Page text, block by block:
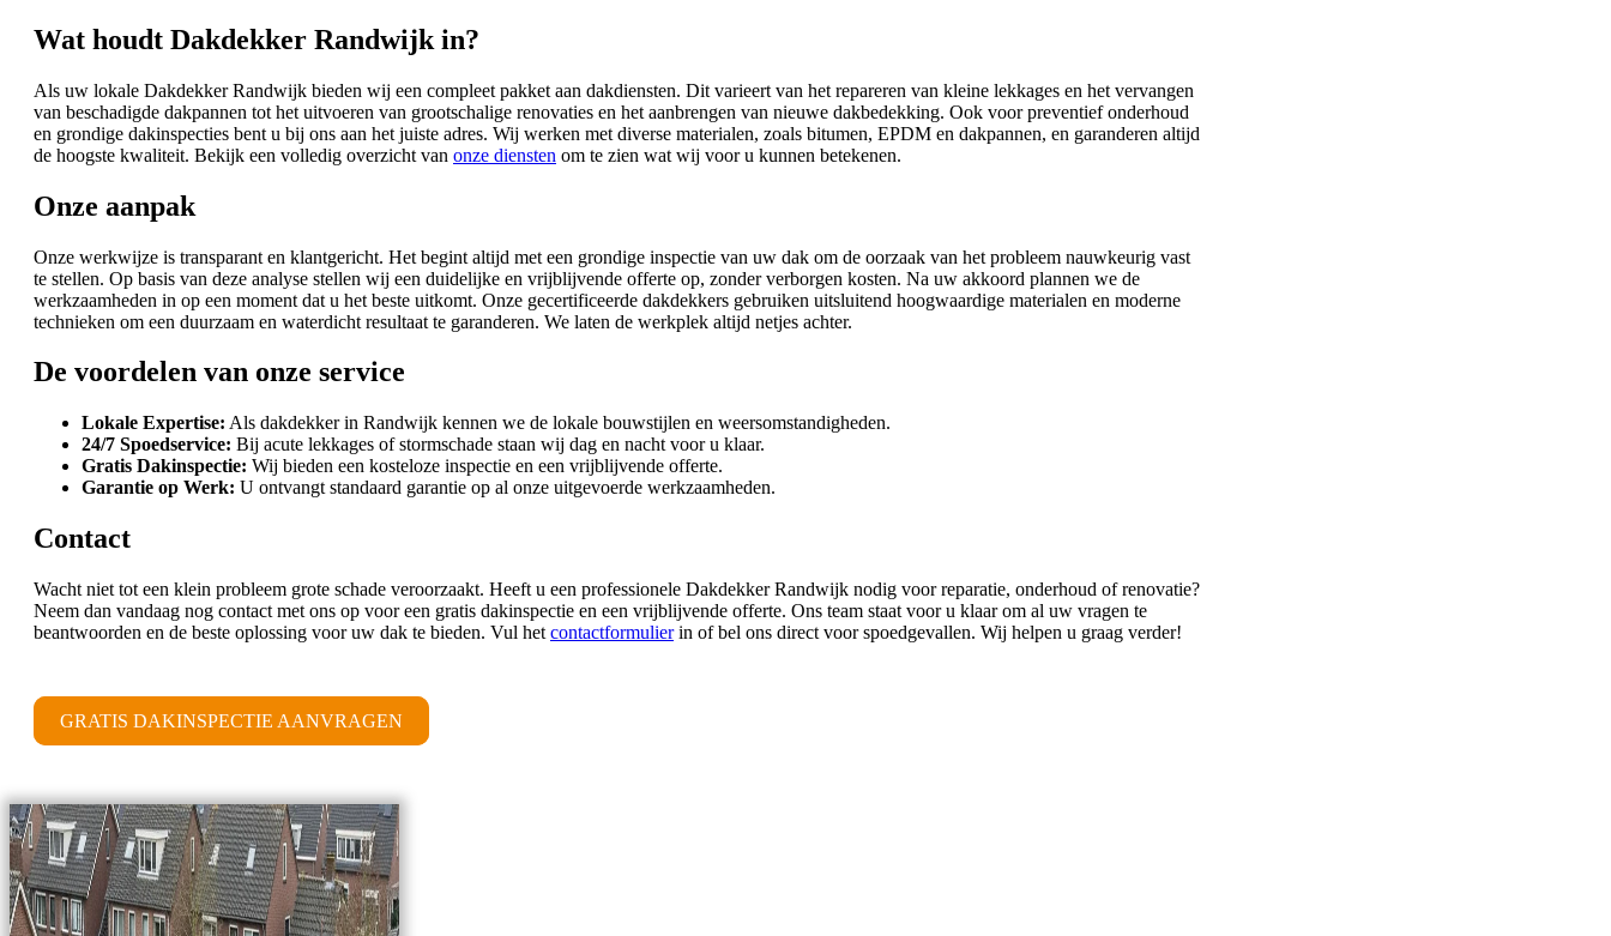
Wat houdt Dakdekker Randwijk in?
Als uw lokale Dakdekker Randwijk bieden wij een compleet pakket aan dakdiensten. Dit varieert van het repareren van kleine lekkages en het vervangen
van beschadigde dakpannen tot het uitvoeren van grootschalige renovaties en het aanbrengen van nieuwe dakbedekking. Ook voor preventief onderhoud
en grondige dakinspecties bent u bij ons aan het juiste adres. Wij werken met diverse materialen, zoals bitumen, EPDM en dakpannen, en garanderen altijd
de hoogste kwaliteit. Bekijk een volledig overzicht van onze diensten om te zien wat wij voor u kunnen betekenen.
Onze aanpak
Onze werkwijze is transparant en klantgericht. Het begint altijd met een grondige inspectie van uw dak om de oorzaak van het probleem nauwkeurig vast
te stellen. Op basis van deze analyse stellen wij een duidelijke en vrijblijvende offerte op, zonder verborgen kosten. Na uw akkoord plannen we de
werkzaamheden in op een moment dat u het beste uitkomt. Onze gecertificeerde dakdekkers gebruiken uitsluitend hoogwaardige materialen en moderne
technieken om een duurzaam en waterdicht resultaat te garanderen. We laten de werkplek altijd netjes achter.
De voordelen van onze service
Lokale Expertise: Als dakdekker in Randwijk kennen we de lokale bouwstijlen en weersomstandigheden.
24/7 Spoedservice: Bij acute lekkages of stormschade staan wij dag en nacht voor u klaar.
Gratis Dakinspectie: Wij bieden een kosteloze inspectie en een vrijblijvende offerte.
Garantie op Werk: U ontvangt standaard garantie op al onze uitgevoerde werkzaamheden.
Contact
Wacht niet tot een klein probleem grote schade veroorzaakt. Heeft u een professionele Dakdekker Randwijk nodig voor reparatie, onderhoud of renovatie?
Neem dan vandaag nog contact met ons op voor een gratis dakinspectie en een vrijblijvende offerte. Ons team staat voor u klaar om al uw vragen te
beantwoorden en de beste oplossing voor uw dak te bieden. Vul het contactformulierin of bel ons direct voor spoedgevallen. Wij helpen u graag verder!
GRATIS DAKINSPECTIE AANVRAGEN